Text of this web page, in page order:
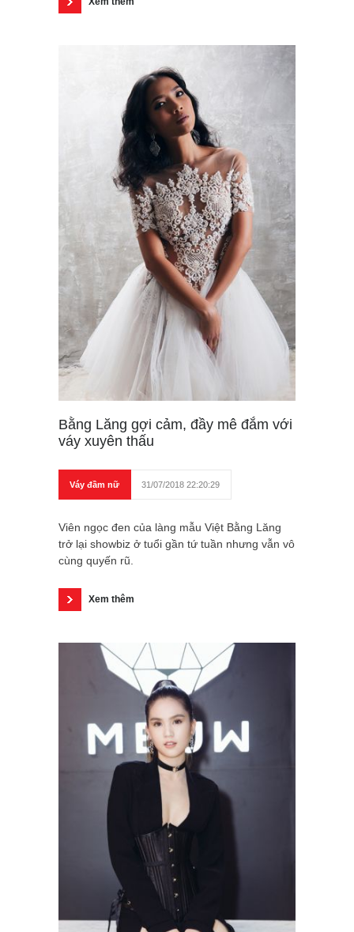
Bằng Lăng gợi cảm, đầy mê đắm với
váy xuyên thấu
Váy đầm nữ 31/07/2018 22:20:29
Viên ngọc đen của làng mẫu Việt Bằng Lăng
trở lại showbiz ở tuổi gần tứ tuần nhưng vẫn vô
cùng quyến rũ.
Xem thêm